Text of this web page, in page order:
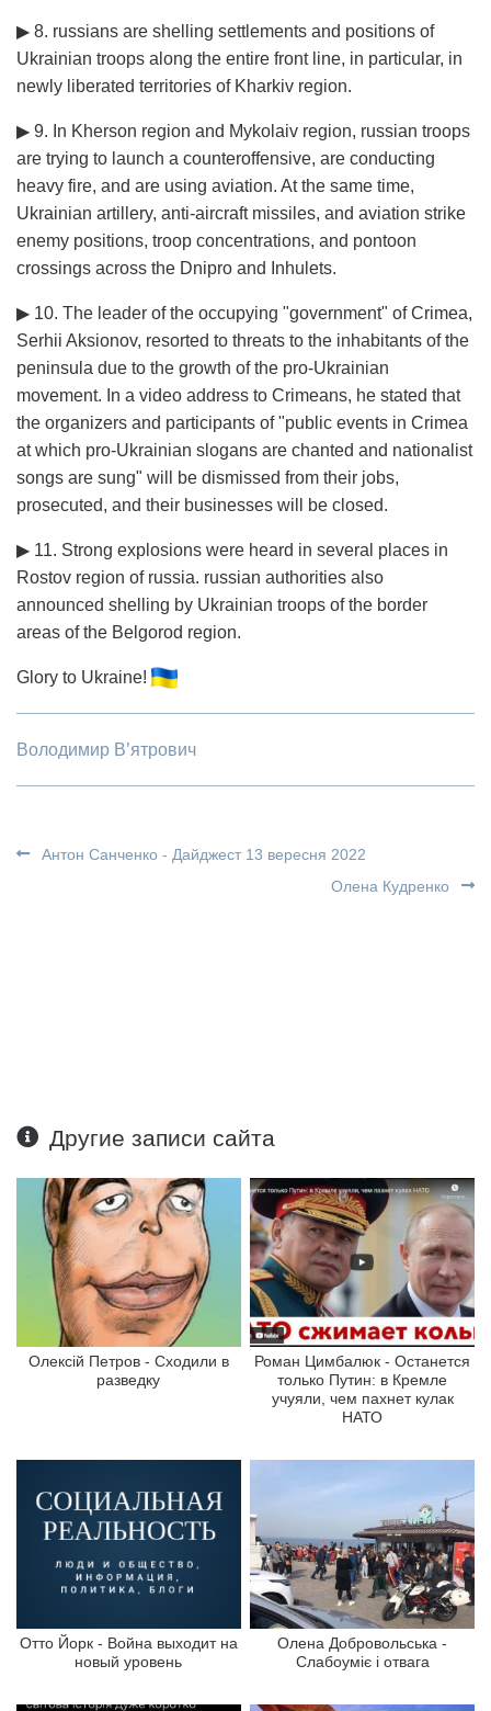
▶ 8. russians are shelling settlements and positions of
Ukrainian troops along the entire front line, in particular, in
newly liberated territories of Kharkiv region.
▶ 9. In Kherson region and Mykolaiv region, russian troops
are trying to launch a counteroffensive, are conducting
heavy fire, and are using aviation. At the same time,
Ukrainian artillery, anti-aircraft missiles, and aviation strike
enemy positions, troop concentrations, and pontoon
crossings across the Dnipro and Inhulets.
▶ 10. The leader of the occupying "government" of Crimea,
Serhii Aksionov, resorted to threats to the inhabitants of the
peninsula due to the growth of the pro-Ukrainian
movement. In a video address to Crimeans, he stated that
the organizers and participants of "public events in Crimea
at which pro-Ukrainian slogans are chanted and nationalist
songs are sung" will be dismissed from their jobs,
prosecuted, and their businesses will be closed.
▶ 11. Strong explosions were heard in several places in
Rostov region of russia. russian authorities also
announced shelling by Ukrainian troops of the border
areas of the Belgorod region.
Glory to Ukraine!
Володимир В’ятрович
Антон Санченко - Дайджест 13 вересня 2022
Олена Кудренко
Другие записи сайта
Олексій Петров - Сходили в
разведку
Роман Цимбалюк - Останется
только Путин: в Кремле
учуяли, чем пахнет кулак
НАТО
Отто Йорк - Война выходит на
новый уровень
Олена Добровольська -
Слабоуміє і отвага